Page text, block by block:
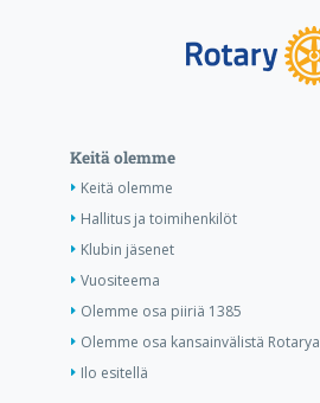
Keitä olemme
Keitä olemme
Hallitus ja toimihenkilöt
Klubin jäsenet
Vuositeema
Olemme osa piiriä 1385
Olemme osa kansainvälistä Rotarya
Ilo esitellä